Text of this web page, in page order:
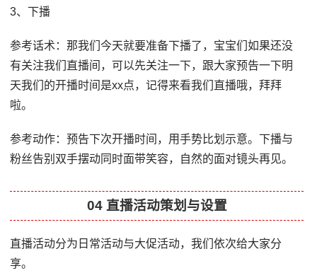
3、下播
参考话术：那我们今天就要准备下播了，宝宝们如果还没
有关注我们直播间，可以先关注一下，跟大家预告一下明
天我们的开播时间是xx点，记得来看我们直播哦，拜拜
啦。
参考动作：预告下次开播时间，用手势比划示意。下播与
粉丝告别双手摆动同时面带笑容，自然的面对镜头再见。
04 直播活动策划与设置
直播活动分为日常活动与大促活动，我们依次给大家分
享。